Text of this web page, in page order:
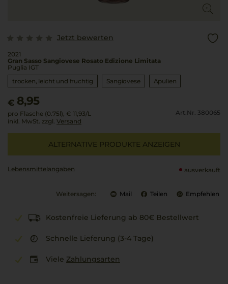
Jetzt bewerten
2021
Gran Sasso Sangiovese Rosato Edizione Limitata
Puglia IGT
trocken, leicht und fruchtig
Sangiovese Apulien
€ 8,95
pro Flasche (0.75l), € 11,93/L
inkl. MwSt. zzgl. Versand
Art.Nr. 380065
ALTERNATIVE PRODUKTE ANZEIGEN
Lebensmittel­angaben ausverkauft
Weitersagen: Mail Teilen Empfehlen
Kostenfreie Lieferung ab 80€ Bestellwert
Schnelle Lieferung (3-4 Tage)
Viele Zahlungsarten